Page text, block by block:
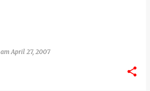
amApril 27, 2007